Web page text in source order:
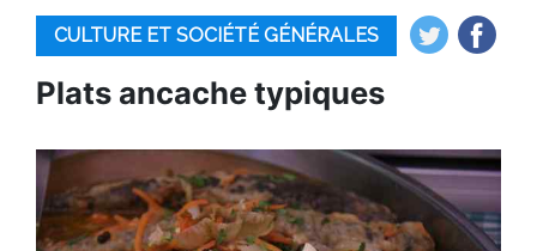
CULTURE ET SOCIÉTÉ GÉNÉRALES
Plats ancache typiques